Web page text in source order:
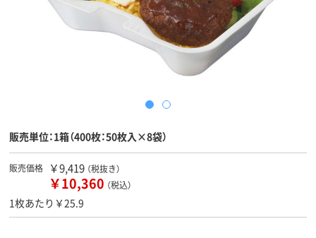
販売単位：1箱（400枚：50枚入×8袋）
販売価格 ￥9,419 （税抜き）
￥10,360 （税込）
1枚あたり￥25.9